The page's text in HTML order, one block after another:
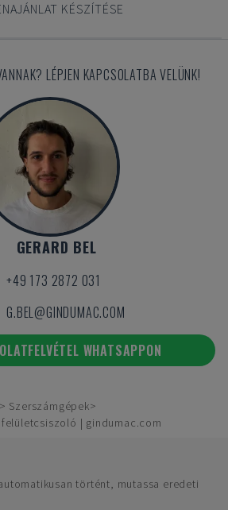
KÉSZÍTÉSE
LÉPJEN KAPCSOLATBA VELÜNK!
GERARD BEL
+49 173 2872 031
G.BEL@GINDUMAC.COM
WHATSAPPON
Szerszámgépek
| gindumac.com
történt, mutassa eredeti